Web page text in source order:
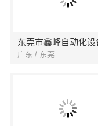
广东 / 东莞